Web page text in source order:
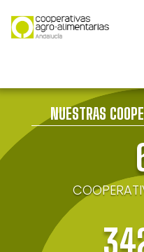
NUESTRAS